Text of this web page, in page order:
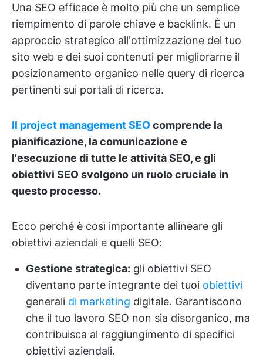
Una SEO efficace è molto più che un semplice
riempimento di parole chiave e backlink. È un
approccio strategico all'ottimizzazione del tuo
sito web e dei suoi contenuti per migliorarne il
posizionamento organico nelle query di ricerca
pertinenti sui portali di ricerca.
Il project management SEOcomprende la
pianificazione, la comunicazione e
l'esecuzione di tutte le attività SEO, e gli
obiettivi SEO svolgono un ruolo cruciale in
questo processo.
Ecco perché è così importante allineare gli
obiettivi aziendali e quelli SEO:
Gestione strategica: gli obiettivi SEO
diventano parte integrante dei tuoi obiettivi
generali di marketing digitale. Garantiscono
che il tuo lavoro SEO non sia disorganico, ma
contribuisca al raggiungimento di specifici
obiettivi aziendali.